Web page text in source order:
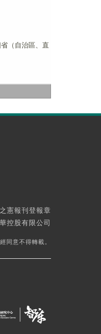
（自治區、直
憲報刊登報章
控股有限公司
同意不得轉載。